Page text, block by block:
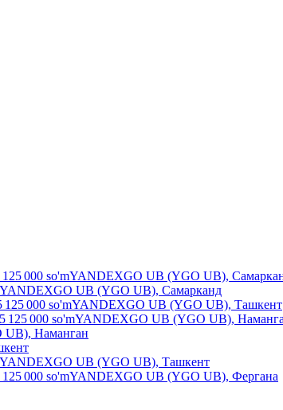
125 000 so'mYANDEXGO UB (YGO UB),
YANDEXGO UB (YGO UB), Самарканд
125 000 so'mYANDEXGO UB (YGO UB), Ташкент
125 000 so'mYANDEXGO UB (YGO UB),
Наманган
YANDEXGO UB (YGO UB), Ташкент
125 000 so'mYANDEXGO UB (YGO UB), Фергана